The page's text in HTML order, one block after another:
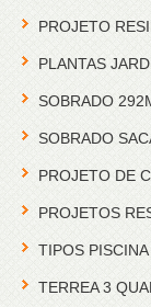
PROJETO
PLANTAS
SOBRADO
SOBRADO
PROJETO DE
PROJETOS
TIPOS
TERREA 3